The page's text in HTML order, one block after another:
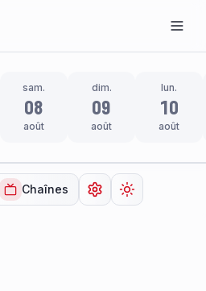
sam.
08
août
dim.
09
août
lun.
10
août
Chaînes Ouvrir lesChanger de